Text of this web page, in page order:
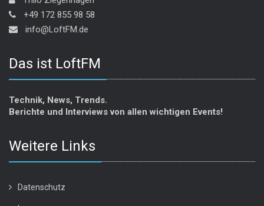
+49 172 855 98 58
info@LoftFM.de
Das ist LoftFM
Technik, News, Trends.
Berichte und Interviews von allen wichtigen Events!
Weitere Links
Datenschutz